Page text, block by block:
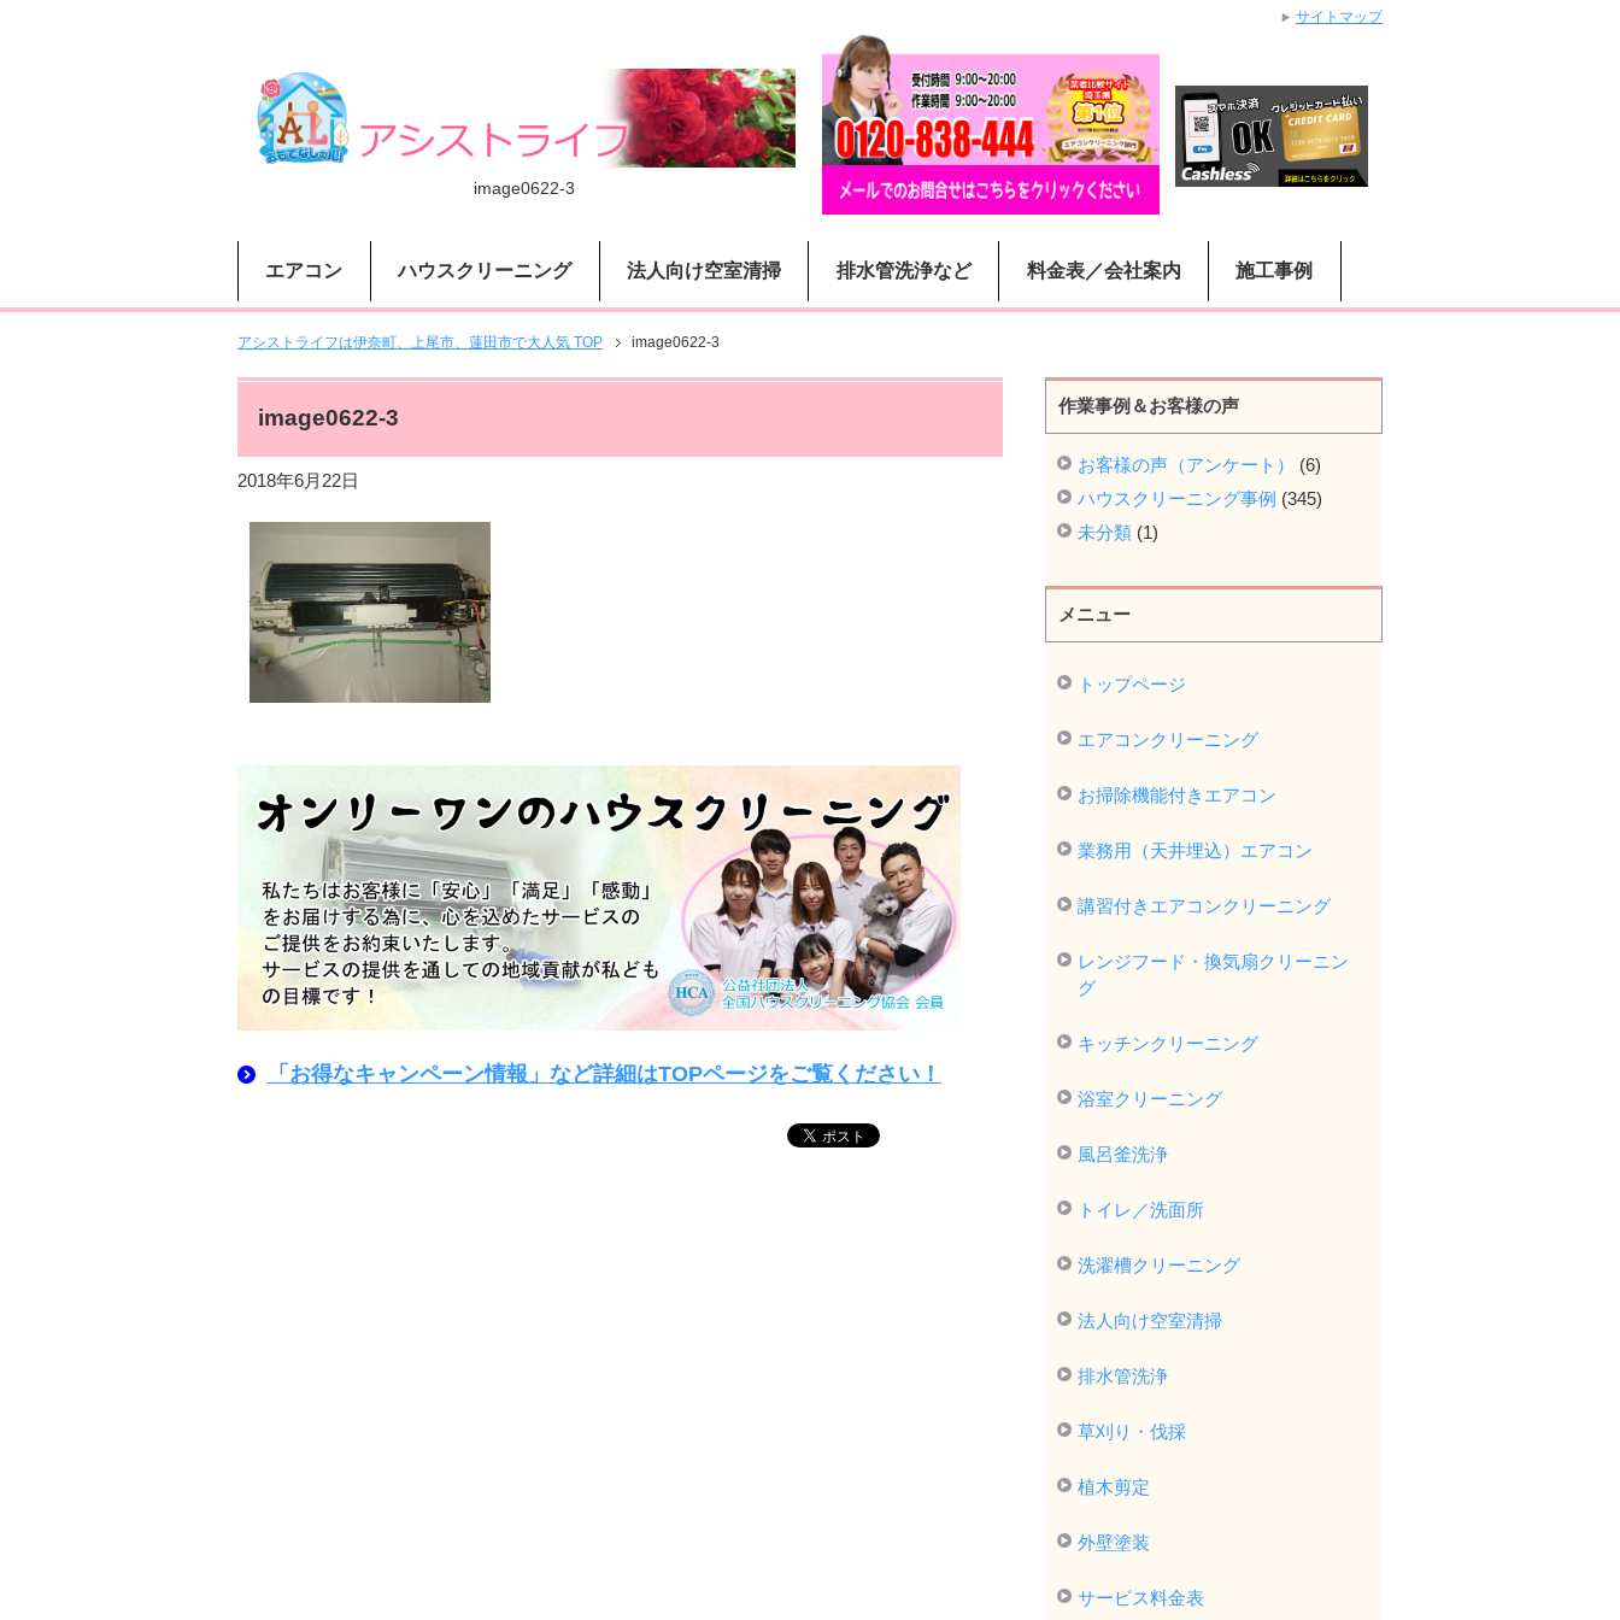
image0622-3
エアコン ハウスクリーニング 法人向け空室清掃 排水管洗浄など 料金表／会社案内 施工事例
アシストライフは伊奈町、上尾市、蓮田市で大人気 TOP image0622-3
image0622-3
2018年6月22日
「お得なキャンペーン情報」など詳細はTOPページをご覧ください！
作業事例＆お客様の声
お客様の声（アンケート）
(6)
ハウスクリーニング事例 (345)
未分類 (1)
メニュー
トップページ
エアコンクリーニング
お掃除機能付きエアコン
業務用（天井埋込）エアコン
講習付きエアコンクリーニング
レンジフード・換気扇クリーニン
グ
キッチンクリーニング
浴室クリーニング
風呂釜洗浄
トイレ／洗面所
洗濯槽クリーニング
法人向け空室清掃
排水管洗浄
草刈り・伐採
植木剪定
外壁塗装
サービス料金表
サイトマップ